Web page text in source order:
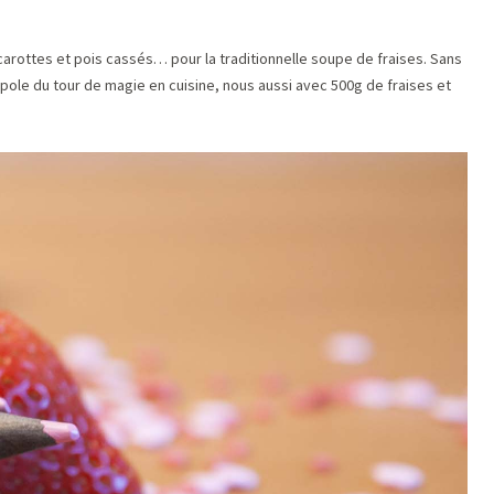
et pois cassés… pour la traditionnelle soupe de fraises. Sans
du tour de magie en cuisine, nous aussi avec 500g de fraises et